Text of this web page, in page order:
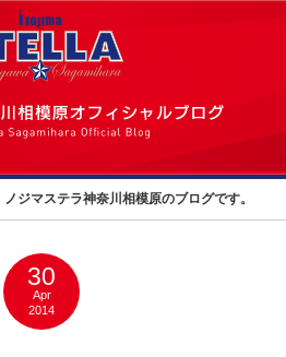
ジマステラ神奈川相模原のブログです。
30
Apr
2014